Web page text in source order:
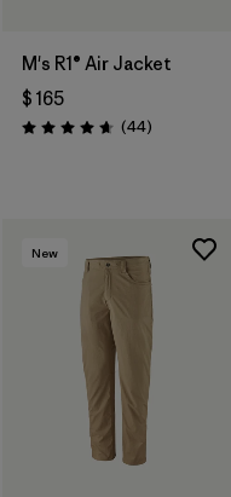
M's R1® Air Jacket
$ 165
Valoración: 4.7 / 5
(44Comentarios
)
New